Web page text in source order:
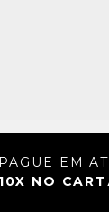
PAGUE EM
10X NO